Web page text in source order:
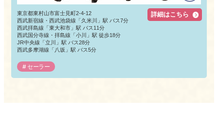
東京都東村山市富士見町2-4-12
西武新宿線・西武池袋線「久米川」駅 バス7分
西武拝島線「東大和市」駅 バス11分
西武国分寺線・拝島線「小川」駅 徒歩18分
JR中央線「立川」駅 バス28分
西武多摩湖線「八坂」駅 バス5分
セーラー
詳細はこちら